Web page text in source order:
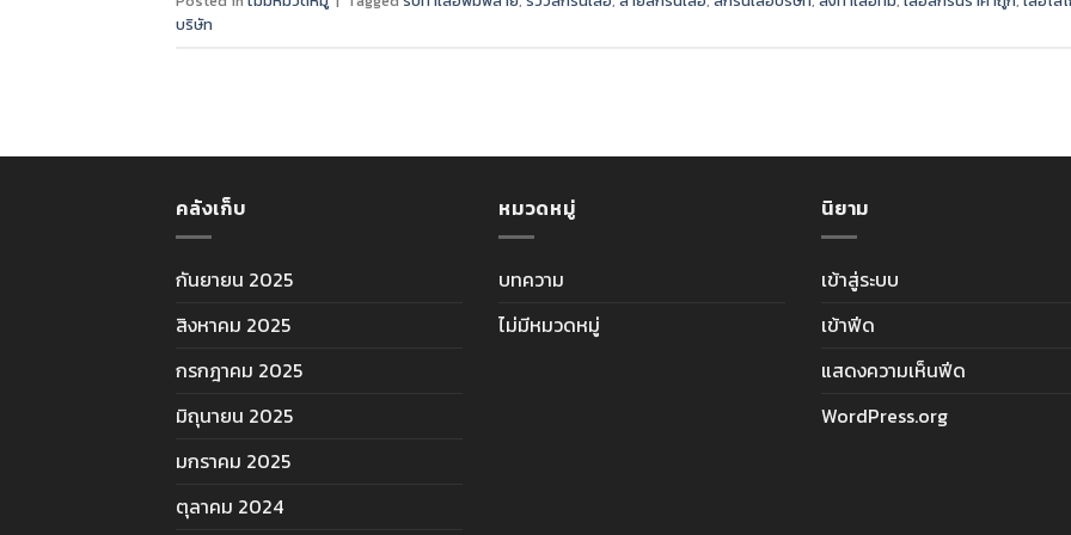
บริษัท
คลังเก็บ
กันยายน 2025
สิงหาคม 2025
กรกฎาคม 2025
มิถุนายน 2025
มกราคม 2025
ตุลาคม 2024
หมวดหมู่
บทความ
ไม่มีหมวดหมู่
นิยาม
เข้าสู่ระบบ
เข้าฟีด
แสดงความเห็นฟีด
WordPress.org